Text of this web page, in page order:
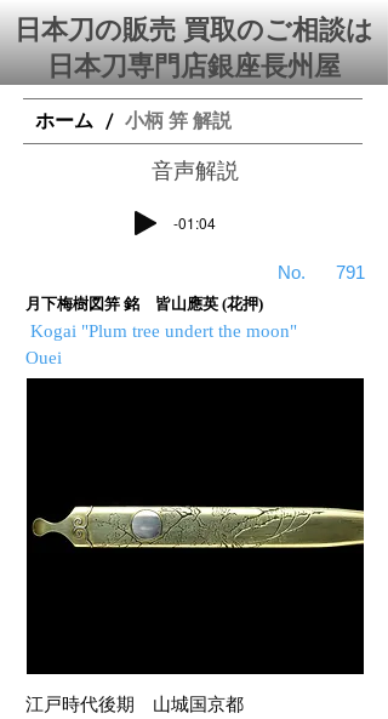
日本刀の販売 買取のご相談は
日本刀専門店銀座⻑州屋
ホーム / 小柄 笄 解説
​音声解説
-01:04
​No. 791
月下梅樹図笄 銘 皆山應英 (花押)
Kogai "Plum tree undert the moon"
Ouei
江戸時代後期 山城国京都